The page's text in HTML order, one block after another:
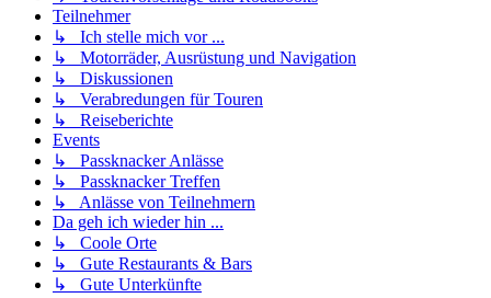
Teilnehmer
↳ Ich stelle mich vor ...
↳ Motorräder, Ausrüstung und Navigation
↳ Diskussionen
↳ Verabredungen für Touren
↳ Reiseberichte
Events
↳ Passknacker Anlässe
↳ Passknacker Treffen
↳ Anlässe von Teilnehmern
Da geh ich wieder hin ...
↳ Coole Orte
↳ Gute Restaurants & Bars
↳ Gute Unterkünfte